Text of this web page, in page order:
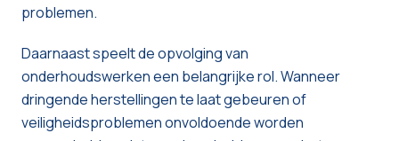
problemen.
Daarnaast speelt de opvolging van
onderhoudswerken een belangrijke rol. Wanneer
dringende herstellingen te laat gebeuren of
veiligheidsproblemen onvoldoende worden